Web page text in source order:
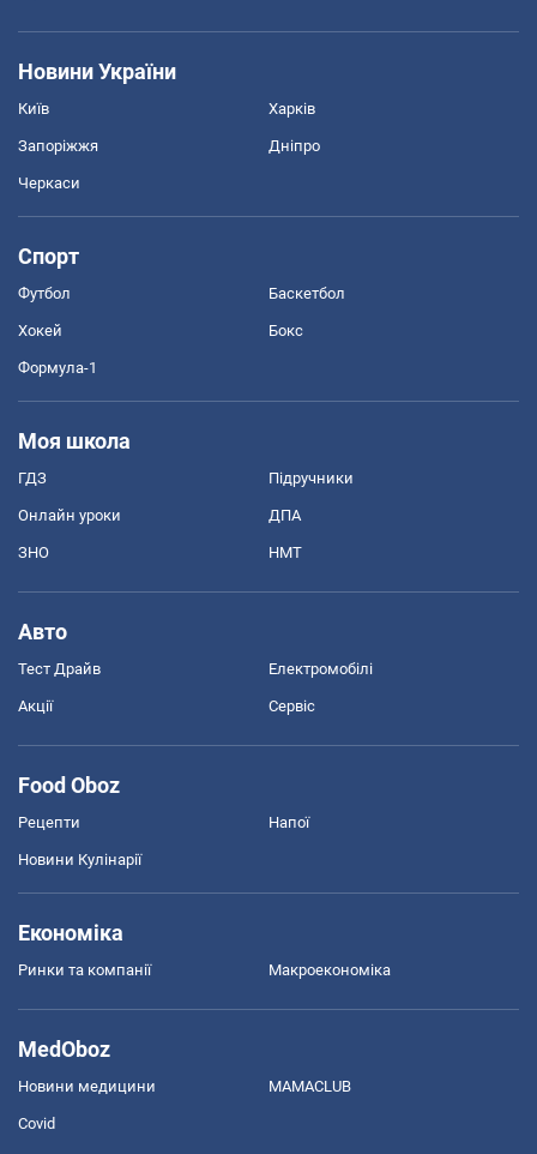
Новини України
Київ Харків
Запоріжжя Дніпро
Черкаси
Спорт
Футбол Баскетбол
Хокей Бокс
Формула-1
Моя школа
ГДЗ Підручники
Онлайн уроки ДПА
ЗНО НМТ
Авто
Тест Драйв Електромобілі
Акції Сервіс
Food Oboz
Рецепти Напої
Новини Кулінарії
Економіка
Ринки та компанії Макроекономіка
MedOboz
Новини медицини MAMACLUB
Covid